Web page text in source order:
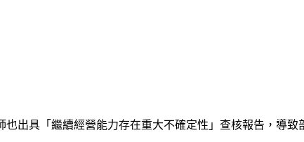
出具「繼續經營能力存在重大不確定性」查核報告，導